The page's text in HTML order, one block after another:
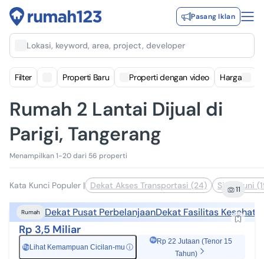
Pasang Iklan
Lokasi, keyword, area, project, developer
Filter Properti Baru Properti dengan video Harga
Rumah 2 Lantai Dijual di
Parigi, Tangerang
Menampilkan 1-20 dari 56 properti
Kata Kunci Populer | Dekat Akses Transportasi (24) Siap Huni
11
Rumah Dekat Pusat PerbelanjaanDekat Fasilitas
Rp 3,5 Miliar
Rp Lihat Kemampuan Cicilan-mu ⓘ
Rp 22 Jutaan (Tenor 15
Tahun)